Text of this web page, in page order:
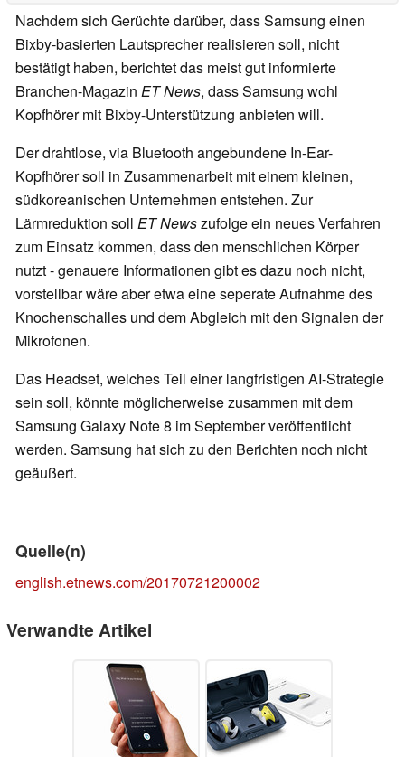
Nachdem sich Gerüchte darüber, dass Samsung einen
Bixby-basierten Lautsprecher realisieren soll, nicht
bestätigt haben, berichtet das meist gut informierte
Branchen-Magazin ET News, dass Samsung wohl
Kopfhörer mit Bixby-Unterstützung anbieten will.
Der drahtlose, via Bluetooth angebundene In-Ear-
Kopfhörer soll in Zusammenarbeit mit einem kleinen,
südkoreanischen Unternehmen entstehen. Zur
Lärmreduktion soll ET Newszufolge ein neues Verfahren
zum Einsatz kommen, dass den menschlichen Körper
nutzt - genauere Informationen gibt es dazu noch nicht,
vorstellbar wäre aber etwa eine seperate Aufnahme des
Knochenschalles und dem Abgleich mit den Signalen der
Mikrofonen.
Das Headset, welches Teil einer langfristigen AI-Strategie
sein soll, könnte möglicherweise zusammen mit dem
Samsung Galaxy Note 8 im September veröffentlicht
werden. Samsung hat sich zu den Berichten noch nicht
geäußert.
Quelle(n)
english.etnews.com/20170721200002
Verwandte Artikel